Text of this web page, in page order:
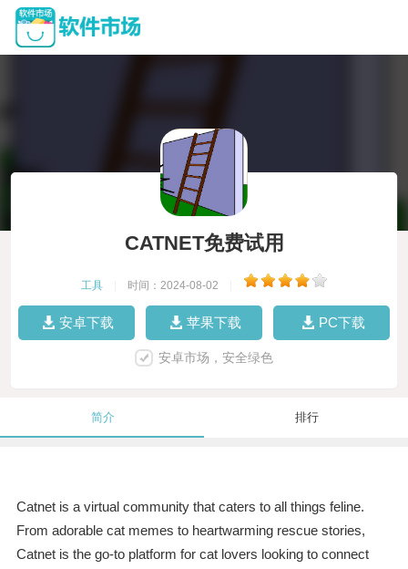
CATNET免费试用
工具 时间：2024-08-02
安卓下载 苹果下载 PC下载
安卓市场，安全绿色
简介 排行
Catnet is a virtual community that caters to all things feline.
From adorable cat memes to heartwarming rescue stories,
Catnet is the go-to platform for cat lovers looking to connect